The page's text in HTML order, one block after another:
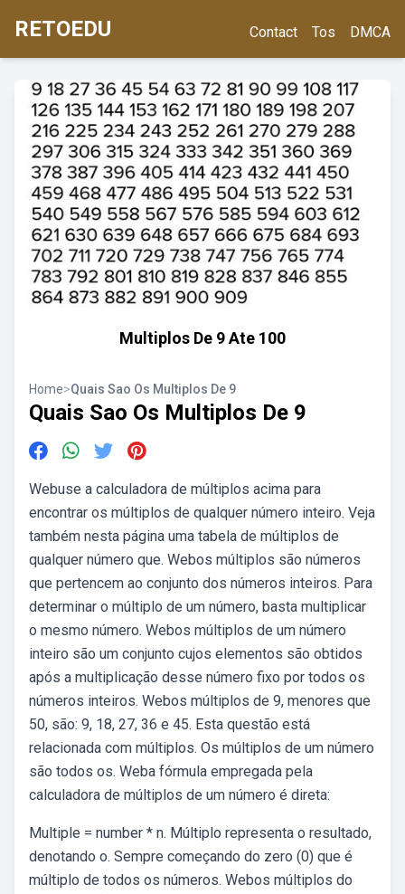
RETOEDU Contact Tos DMCA
Multiplos De 9 Ate 100
Home>Quais Sao Os Multiplos De 9
Quais Sao Os Multiplos De 9
Webuse a calculadora de múltiplos acima para
encontrar os múltiplos de qualquer número inteiro. Veja
também nesta página uma tabela de múltiplos de
qualquer número que. Webos múltiplos são números
que pertencem ao conjunto dos números inteiros. Para
determinar o múltiplo de um número, basta multiplicar
o mesmo número. Webos múltiplos de um número
inteiro são um conjunto cujos elementos são obtidos
após a multiplicação desse número fixo por todos os
números inteiros. Webos múltiplos de 9, menores que
50, são: 9, 18, 27, 36 e 45. Esta questão está
relacionada com múltiplos. Os múltiplos de um número
são todos os. Weba fórmula empregada pela
calculadora de múltiplos de um número é direta:
Multiple = number * n. Múltiplo representa o resultado,
denotando o. Sempre começando do zero (0) que é
múltiplo de todos os números. Webos múltiplos do